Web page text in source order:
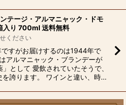
テージ・アルマニャック・ドモ
入り 700ml 送料無料
ください
すがお届けするのは1944年で
アルマニャック・ブランデーが
」として 愛飲されていたそうで、
誇ります。 ワインと違い、時…